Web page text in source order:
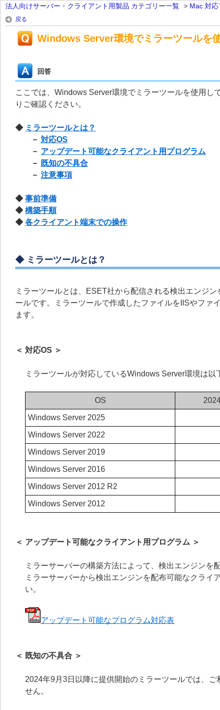
法人向けサーバー・クライアント用製品 カテゴリー一覧 > Mac 対
戻る
Windows Server環境でミラーツールを
回答
ここでは、Windows Server環境でミラーツールを使用
りご確認ください。
◆ ミラーツールとは？
－ 対応OS
－ アップデート可能なクライアント用プログラム
－ 既知の不具合
－ 注意事項
◆ 事前準備
◆ 構築手順
◆ 各クライアント端末での操作
◆ ミラーツールとは？
ミラーツールとは、ESET社から配信される検出エンジ
ールです。ミラーツールで作成したファイルをIISやファ
ます。
＜ 対応OS ＞
ミラーツールが対応しているWindows Server環境は以
OS
Windows Server 2025
Windows Server 2022
Windows Server 2019
Windows Server 2016
Windows Server 2012 R2
Windows Server 2012
＜ アップデート可能なクライアント用プログラム ＞
ミラーサーバーの構築方法によって、検出エンジン
ミラーサーバーから検出エンジンを配布可能なクラ
い。
アップデート可能なプログラム対応表
＜ 既知の不具合 ＞
2024年9月3日以降に提供開始のミラーツールでは、
せん。